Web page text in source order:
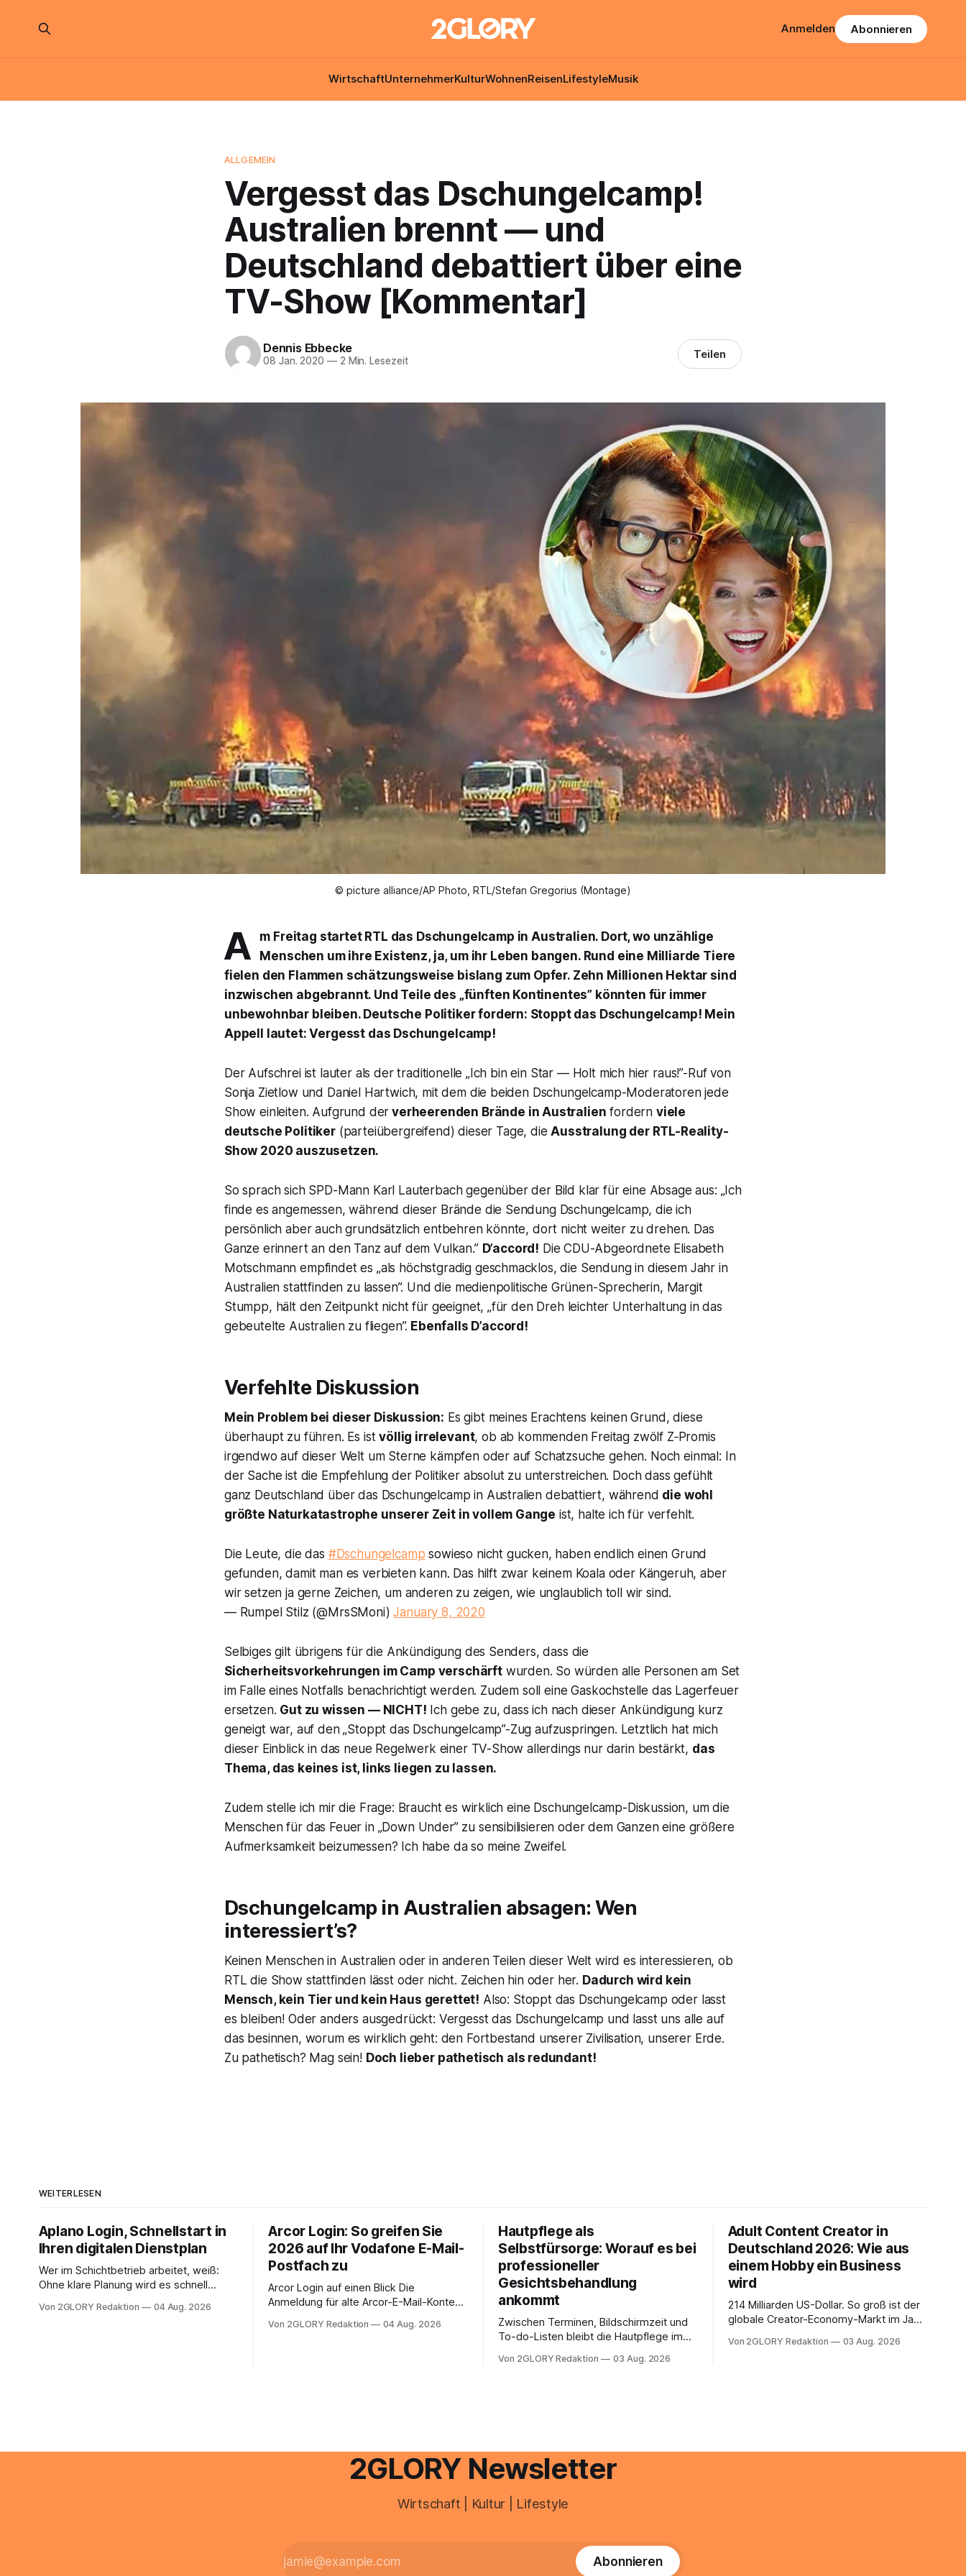
WirtschaftUnternehmerKulturWohnenReisenLifestyleMusik
Anmelden Abonnieren
ALLGEMEIN
Vergesst das Dschungelcamp!
Australien brennt — und
Deutschland debattiert über eine
TV-Show [Kommentar]
Dennis Ebbecke
08 Jan. 2020 —2 Min. Lesezeit Teilen
© picture alliance/AP Photo, RTL/Stefan Gregorius (Montage)
A m Freitag startet RTL das Dschungelcamp in Australien. Dort, wo unzählige
Menschen um ihre Existenz, ja, um ihr Leben bangen. Rund eine Milliarde Tiere
fielen den Flammen schätzungsweise bislang zum Opfer. Zehn Millionen Hektar sind
inzwischen abgebrannt. Und Teile des „fünften Kontinentes” könnten für immer
unbewohnbar bleiben. Deutsche Politiker fordern: Stoppt das Dschungelcamp! Mein
Appell lautet: Vergesst das Dschungelcamp!
Der Aufschrei ist lauter als der traditionelle „Ich bin ein Star — Holt mich hier raus!”-Ruf von
Sonja Zietlow und Daniel Hartwich, mit dem die beiden Dschungelcamp-Moderatoren jede
Show einleiten. Aufgrund der verheerenden Brände in Australien fordern viele
deutsche Politiker(parteiübergreifend) dieser Tage, dieAusstralung der RTL-Reality-
Show 2020 auszusetzen.
So sprach sich SPD-Mann Karl Lauterbach gegenüber der Bild klar für eine Absage aus: „Ich
finde es angemessen, während dieser Brände die Sendung Dschungelcamp, die ich
persönlich aber auch grundsätzlich entbehren könnte, dort nicht weiter zu drehen. Das
Ganze erinnert an den Tanz auf dem Vulkan.” D’accord! Die CDU-Abgeordnete Elisabeth
Motschmann empfindet es „als höchstgradig geschmacklos, die Sendung in diesem Jahr in
Australien stattfinden zu lassen”. Und die medienpolitische Grünen-Sprecherin, Margit
Stumpp, hält den Zeitpunkt nicht für geeignet, „für den Dreh leichter Unterhaltung in das
gebeutelte Australien zu fliegen”. Ebenfalls D’accord!
Verfehlte Diskussion
Mein Problem bei dieser Diskussion: Es gibt meines Erachtens keinen Grund, diese
überhaupt zu führen. Es istvöllig irrelevant, ob ab kommenden Freitag zwölf Z‑Promis
irgendwo auf dieser Welt um Sterne kämpfen oder auf Schatzsuche gehen. Noch einmal: In
der Sache ist die Empfehlung der Politiker absolut zu unterstreichen. Doch dass gefühlt
ganz Deutschland über das Dschungelcamp in Australien debattiert, während die wohl
größte Naturkatastrophe unserer Zeit in vollem Gange ist, halte ich für verfehlt.
Die Leute, die das #Dschungelcamp sowieso nicht gucken, haben endlich einen Grund
gefunden, damit man es verbieten kann. Das hilft zwar keinem Koala oder Kängeruh, aber
wir setzen ja gerne Zeichen, um anderen zu zeigen, wie unglaublich toll wir sind.
— Rumpel Stilz (@MrsSMoni)January 8, 2020
Selbiges gilt übrigens für die Ankündigung des Senders, dass die
Sicherheitsvorkehrungen im Camp verschärftwurden. So würden alle Personen am Set
im Falle eines Notfalls benachrichtigt werden. Zudem soll eine Gaskochstelle das Lagerfeuer
ersetzen. Gut zu wissen — NICHT! Ich gebe zu, dass ich nach dieser Ankündigung kurz
geneigt war, auf den „Stoppt das Dschungelcamp”-Zug aufzuspringen. Letztlich hat mich
dieser Einblick in das neue Regelwerk einer TV-Show allerdings nur darin bestärkt, das
Thema, das keines ist, links liegen zu lassen.
Zudem stelle ich mir die Frage: Braucht es wirklich eine Dschungelcamp-Diskussion, um die
Menschen für das Feuer in „Down Under” zu sensibilisieren oder dem Ganzen eine größere
Aufmerksamkeit beizumessen? Ich habe da so meine Zweifel.
Dschungelcamp in Australien absagen: Wen
interessiert’s?
Keinen Menschen in Australien oder in anderen Teilen dieser Welt wird es interessieren, ob
RTL die Show stattfinden lässt oder nicht. Zeichen hin oder her. Dadurch wird kein
Mensch, kein Tier und kein Haus gerettet! Also: Stoppt das Dschungelcamp oder lasst
es bleiben! Oder anders ausgedrückt: Vergesst das Dschungelcamp und lasst uns alle auf
das besinnen, worum es wirklich geht: den Fortbestand unserer Zivilisation, unserer Erde.
Zu pathetisch? Mag sein! Doch lieber pathetisch als redundant!
WEITERLESEN
Aplano Login, Schnellstart in
Ihren digitalen Dienstplan
Wer im Schichtbetrieb arbeitet, weiß:
Ohne klare Planung wird es schnell
zentraler Zugangspunkt, um dienstpläne,
Von 2GLORY Redaktion 04 Aug. 2026
Arcor Login: So greifen Sie
2026 auf Ihr Vodafone E-Mail-
Postfach zu
Arcor Login auf einen Blick Die
Anmeldung für alte Arcor-E-Mail-Konten
noch eine e mail adresse mit der Endung
Von 2GLORY Redaktion 04 Aug. 2026
Hautpflege als
Selbstfürsorge: Worauf es bei
professioneller
Gesichtsbehandlung
ankommt
Zwischen Terminen, Bildschirmzeit und
To-do-Listen bleibt die Hautpflege im
schnell abschminken, morgens eine
Unreinheiten. Professionelle
Von 2GLORY Redaktion 03 Aug. 2026
Adult Content Creator in
Deutschland 2026: Wie aus
einem Hobby ein Business
wird
214 Milliarden US-Dollar. So groß ist der
globale Creator-Economy-Markt im Jahr
22 Prozent. Was lange als
Von 2GLORY Redaktion 03 Aug. 2026
2GLORY Newsletter
Wirtschaft | Kultur | Lifestyle
Abonnieren